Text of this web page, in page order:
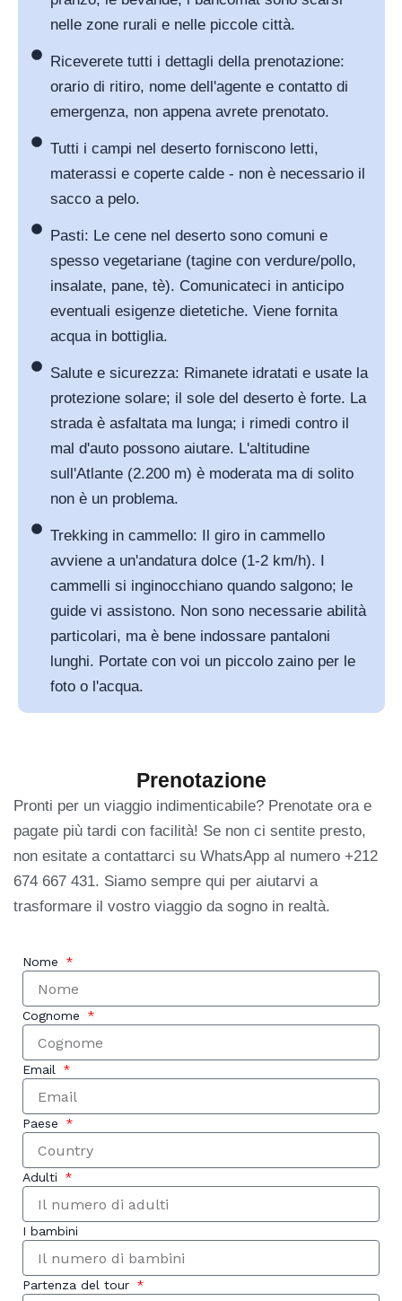
nelle zone rurali e nelle piccole città.
Riceverete tutti i dettagli della prenotazione:
orario di ritiro, nome dell'agente e contatto di
emergenza, non appena avrete prenotato.
Tutti i campi nel deserto forniscono letti,
materassi e coperte calde - non è necessario il
sacco a pelo.
Pasti: Le cene nel deserto sono comuni e
spesso vegetariane (tagine con verdure/pollo,
insalate, pane, tè). Comunicateci in anticipo
eventuali esigenze dietetiche. Viene fornita
acqua in bottiglia.
Salute e sicurezza: Rimanete idratati e usate la
protezione solare; il sole del deserto è forte. La
strada è asfaltata ma lunga; i rimedi contro il
mal d'auto possono aiutare. L'altitudine
sull'Atlante (2.200 m) è moderata ma di solito
non è un problema.
Trekking in cammello: Il giro in cammello
avviene a un'andatura dolce (1-2 km/h). I
cammelli si inginocchiano quando salgono; le
guide vi assistono. Non sono necessarie abilità
particolari, ma è bene indossare pantaloni
lunghi. Portate con voi un piccolo zaino per le
foto o l'acqua.
Prenotazione
Pronti per un viaggio indimenticabile? Prenotate ora e
pagate più tardi con facilità! Se non ci sentite presto,
non esitate a contattarci su WhatsApp al numero +212
674 667 431. Siamo sempre qui per aiutarvi a
trasformare il vostro viaggio da sogno in realtà.
Nome
Cognome
Email
Paese
Adulti
I bambini
Partenza del tour